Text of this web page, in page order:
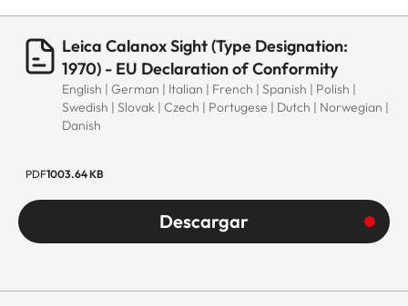
Leica Calanox Sight (Type Designation:
1970) - EU Declaration of Conformity
English | German | Italian | French | Spanish | Polish |
Swedish | Slovak | Czech | Portugese | Dutch | Norwegian |
Danish
PDF1003.64 KB
Descargar